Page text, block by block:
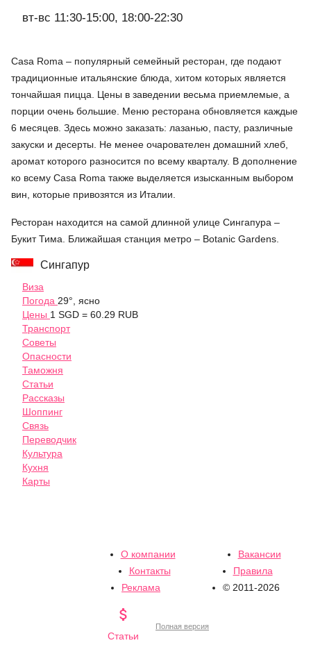
вт-вс 11:30-15:00, 18:00-22:30
Casa Roma – популярный семейный ресторан, где подают
традиционные итальянские блюда, хитом которых является
тончайшая пицца. Цены в заведении весьма приемлемые, а
порции очень большие. Меню ресторана обновляется каждые
6 месяцев. Здесь можно заказать: лазанью, пасту, различные
закуски и десерты. Не менее очарователен домашний хлеб,
аромат которого разносится по всему кварталу. В дополнение
ко всему Casa Roma также выделяется изысканным выбором
вин, которые привозятся из Италии.
Ресторан находится на самой длинной улице Сингапура –
Букит Тима. Ближайшая станция метро – Botanic Gardens.
Сингапур
Виза
Погода 29°, ясно
Цены 1 SGD = 60.29 RUB
Транспорт
Советы
Опасности
Таможня
Статьи
Рассказы
Шоппинг
Связь
Переводчик
Культура
Кухня
Карты
О компании
Вакансии
Контакты
Правила
Реклама
© 2011-2026

Статьи
Полная версия